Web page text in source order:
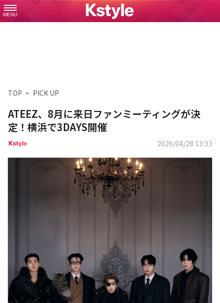
MENU
TOP PICK UP
ATEEZ、8月に来日ファンミーティングが決
定！横浜で3DAYS開催
2026/04/28 13:33